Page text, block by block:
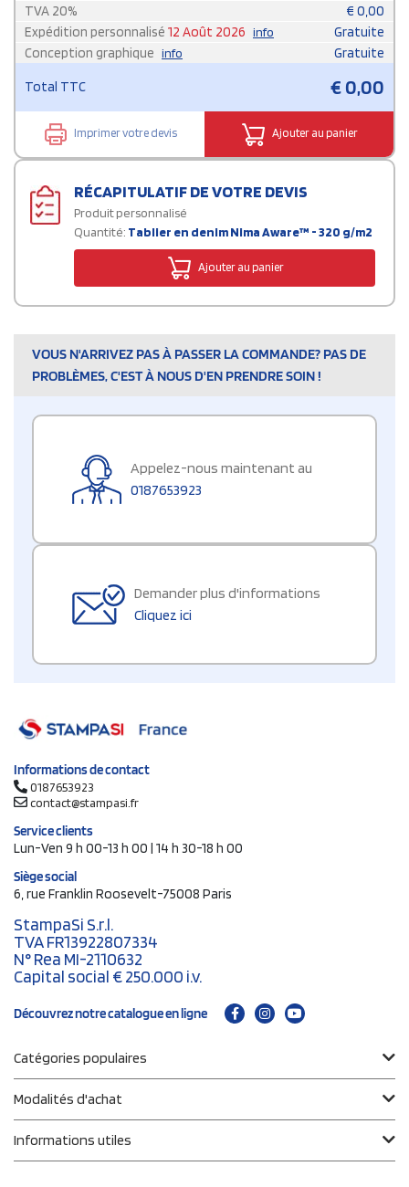
TVA 20% € 0,00
Expédition personnalisé 12 Août 2026 info
Gratuite
Conception graphique info Gratuite
Total TTC €0,00
Imprimer votre devis Ajouter au panier
RÉCAPITULATIF DE VOTRE DEVIS
Produit personnalisé
Quantité: Tablier en denim Nima Aware™ - 320 g/m2
Ajouter au panier
VOUS N'ARRIVEZ PAS À PASSER LA COMMANDE? PAS DE
PROBLÈMES, C'EST À NOUS D'EN PRENDRE SOIN !
Appelez-nous maintenant au
0187653923
Demander plus d'informations
Cliquez ici
Informations de contact
0187653923
contact@stampasi.fr
Service clients
Lun-Ven 9 h 00-13 h 00 | 14 h 30-18 h 00
Siège social
6, rue Franklin Roosevelt-75008 Paris
StampaSi S.r.l.
TVA FR13922807334
N° Rea MI-2110632
Capital social € 250.000 i.v.
Découvrez notre catalogue en ligne
Catégories populaires
Modalités d'achat
Informations utiles